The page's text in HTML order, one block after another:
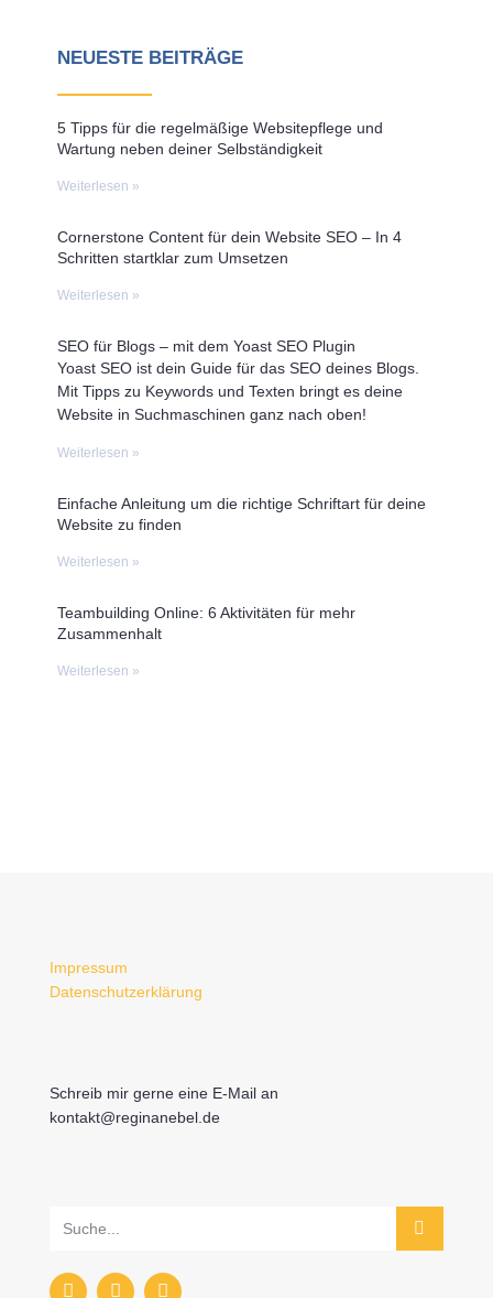
NEUESTE BEITRÄGE
5 Tipps für die regelmäßige Websitepflege und
Wartung neben deiner Selbständigkeit
Weiterlesen »
Cornerstone Content für dein Website SEO – In 4
Schritten startklar zum Umsetzen
Weiterlesen »
SEO für Blogs – mit dem Yoast SEO Plugin
Yoast SEO ist dein Guide für das SEO deines Blogs.
Mit Tipps zu Keywords und Texten bringt es deine
Website in Suchmaschinen ganz nach oben!
Weiterlesen »
Einfache Anleitung um die richtige Schriftart für deine
Website zu finden
Weiterlesen »
Teambuilding Online: 6 Aktivitäten für mehr
Zusammenhalt
Weiterlesen »
Impressum
Datenschutzerklärung
Schreib mir gerne eine E-Mail an
kontakt@reginanebel.de